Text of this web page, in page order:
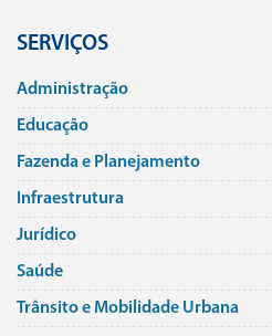
SERVIÇOS
Administração
Educação
Fazenda e Planejamento
Infraestrutura
Jurí­dico
Saúde
Trânsito e Mobilidade Urbana